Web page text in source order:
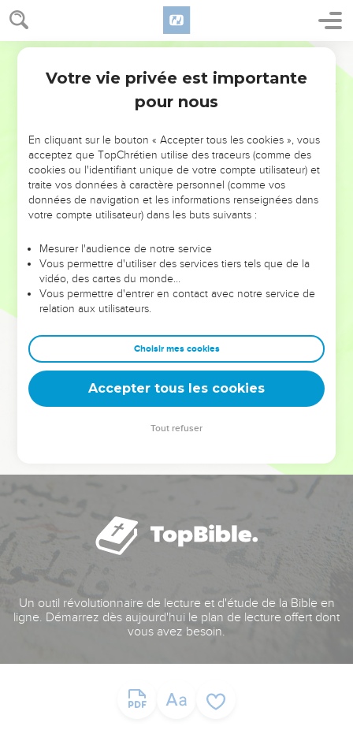
NE MANQUEZ PAS L’ÉVÉNEMENT
DE L’ANNÉE !
ET SI LEURS ERREURS POUVAIENT VOUS ÉVITER LES
VOTRES ?
leur foi ou leur vision. Mais on voit moins les doutes, les erreurs
et les saisons difficiles qu'ils ont traversés, alors même que ce
sont elles qui les ont façonnés.
Dans cette conférence, leaders, entrepreneurs, et responsables
clés pour avancer avec plus de sagesse afin que leurs erreurs
deviennent vos tremplins. Que vous guidiez un ministère, une
équipe, un groupe ou une famille, leur expérience est faite
Un outil révolutionnaire de lecture et d'étude de la Bible en
ligne. Démarrez dès aujourd'hui le plan de lecture offert dont
vous avez besoin.
Votre vie privée est importante
pour nous
En cliquant sur le bouton « Accepter tous les cookies », vous
acceptez que TopChrétien utilise des traceurs (comme des
cookies ou l'identifiant unique de votre compte utilisateur) et
traite vos données à caractère personnel (comme vos
données de navigation et les informations renseignées dans
votre compte utilisateur) dans les buts suivants :
Mesurer l'audience de notre service
Vous permettre d'utiliser des services tiers tels que de la
vidéo, des cartes du monde…
Vous permettre d'entrer en contact avec notre service de
relation aux utilisateurs.
Choisir mes cookies
Accepter tous les cookies
Tout refuser